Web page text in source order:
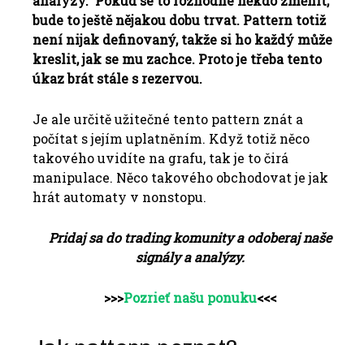
bude to ještě nějakou dobu trvat. Pattern totiž
není nijak definovaný, takže si ho každý může
kreslit, jak se mu zachce. Proto je třeba tento
úkaz brát stále s rezervou.
Je ale určitě užitečné tento pattern znát a
počítat s jejím uplatněním. Když totiž něco
takového uvidíte na grafu, tak je to čirá
manipulace. Něco takového obchodovat je jak
hrát automaty v nonstopu.
Pridaj sa do trading komunity a odoberaj naše
signály a analýzy.
>>>Pozrieť našu ponuku<<<